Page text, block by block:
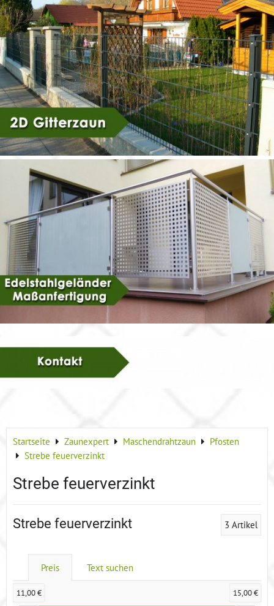
Startseite Zaunexpert Maschendrahtzaun
Pfosten
Strebe feuerverzinkt
Strebe feuerverzinkt
Strebe feuerverzinkt 3 Artikel
Preis Text suchen
11,00 € 15,00 €